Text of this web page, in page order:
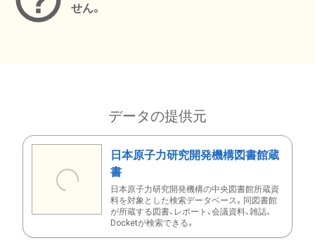
せん。
データの提供元
日本原子力研究開発機構図書館蔵
書
日本原子力研究開発機構の中央図書館所蔵資
料を対象とした検索データベース。同図書館
が所蔵する図書、レポート、会議資料、雑誌、
Docketが検索できる。